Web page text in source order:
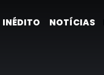
INÉDITO NOTÍCIAS